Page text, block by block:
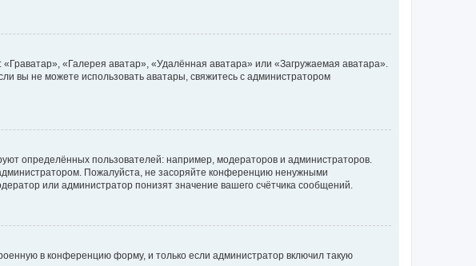
«Галерея аватар», «Удалённая аватара» или «Загружаемая аватара».
вы не можете использовать аватары, свяжитесь с администратором
определённых пользователей: например, модераторов и администраторов.
Пожалуйста, не засоряйте конференцию ненужными
или администратор понизят значение вашего счётчика сообщений.
в конференцию форму, и только если администратор включил такую